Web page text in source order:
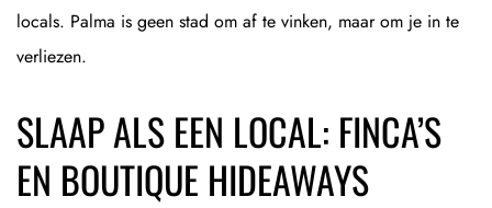
locals. Palma is geen stad om af te vinken, maar om je in te
verliezen.
SLAAP ALS EEN LOCAL: FINCA’S
EN BOUTIQUE HIDEAWAYS